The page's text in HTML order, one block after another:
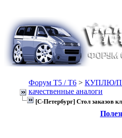
Форум Т5 / T6 > КУПЛЮ/
качественные аналоги
[С-Петербург] Стол